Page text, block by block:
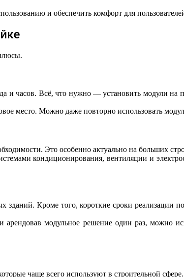
и обеспечить комфорт для
и часов. Всё, что нужно — установить модули
место. Можно даже повторно использовать
Это особенно актуально на больших
кондиционирования, вентиляции и
зданий. Кроме того, короткие сроки реализации
модульное решение один раз, можно
чаще всего используют в строительной сфере.